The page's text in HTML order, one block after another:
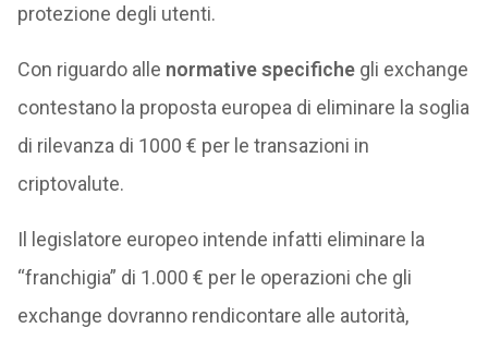
protezione degli utenti.
Con riguardo alle normative specifichegli exchange
contestano la proposta europea di eliminare la soglia
di rilevanza di 1000 € per le transazioni in
criptovalute.
Il legislatore europeo intende infatti eliminare la
“franchigia” di 1.000 € per le operazioni che gli
exchange dovranno rendicontare alle autorità,